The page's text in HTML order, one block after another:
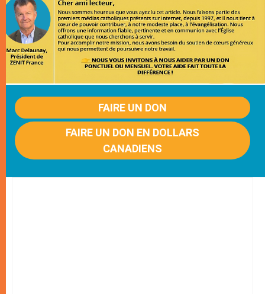
FAIRE UN DON
FAIRE UN DON EN DOLLARS
CANADIENS